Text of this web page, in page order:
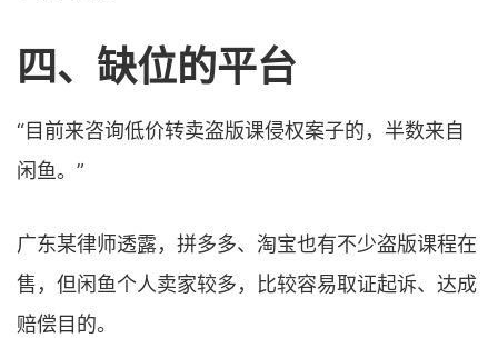
四、 缺位的平台
“目前来咨询低价转卖盗版课侵权案子的，半数来自
闲鱼。”
广东某律师透露，拼多多、淘宝也有不少盗版课程在
售，但闲鱼个人卖家较多，比较容易取证起诉、达成
赔偿目的。